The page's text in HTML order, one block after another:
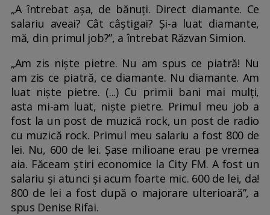
„A întrebat așa, de bănuți. Direct diamante. Ce
salariu aveai? Cât câștigai? Și-a luat diamante,
mă, din primul job?”, a întrebat Răzvan Simion.
„Am zis niște pietre. Nu am spus ce piatră! Nu
am zis ce piatră, ce diamante. Nu diamante. Am
luat niște pietre. (...) Cu primii bani mai mulți,
asta mi-am luat, niște pietre. Primul meu job a
fost la un post de muzică rock, un post de radio
cu muzică rock. Primul meu salariu a fost 800 de
lei. Nu, 600 de lei. Șase milioane erau pe vremea
aia. Făceam știri economice la City FM. A fost un
salariu și atunci și acum foarte mic. 600 de lei, da!
800 de lei a fost după o majorare ulterioară”, a
spus Denise Rifai.